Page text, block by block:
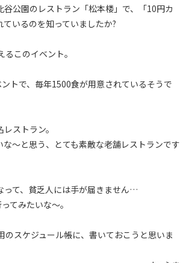
谷公園のレストラン「松本楼」で、「10円カ
ているのを知っていましたか?
このイベント。
トで、毎年1500食が用意されているそうで
ストラン。
な〜と思う、とても素敵な老舗レストランです
って、貧乏人には手が届きません…
てみたいな〜。
のスケジュール帳に、書いておこうと思いま